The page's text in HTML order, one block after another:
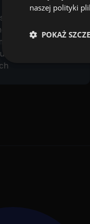
vracia do krásnej
paláca v
Best Film
magický
naszej polityki
POKAŻ